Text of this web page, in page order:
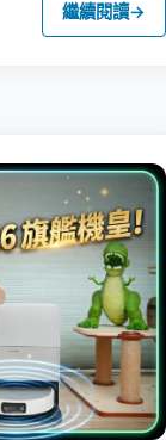
繼續閱讀→